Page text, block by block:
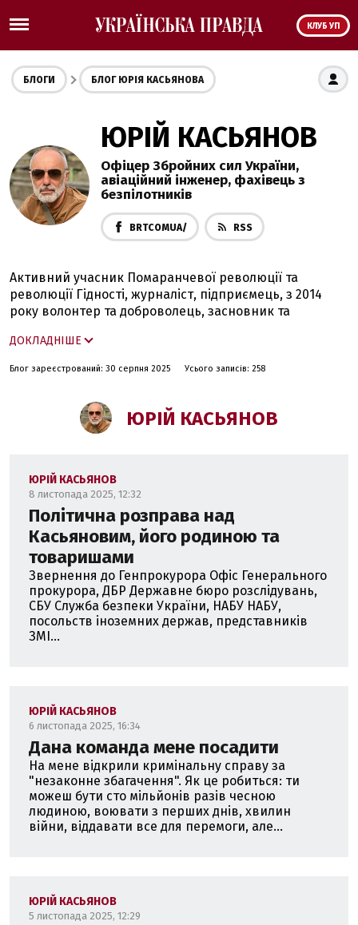
КЛУБ УП
БЛОГИ БЛОГ ЮРІЯ КАСЬЯНОВА
ЮРІЙ КАСЬЯНОВ
Офіцер Збройних сил України,
авіаційний інженер, фахівець з
безпілотників
BRTCOMUA/ RSS
Активний учасник Помаранчевої революції та
революції Гідності, журналіст, підприємець, з 2014
року волонтер та доброволець, засновник та
розробці десятків типів дронів. З 24.02.2022 — на війні,
офіцер Збройних Сил України. Засновник
волонтерського фонду підтримки далеких
ДОКЛАДНІШЕ
Блог зареєстрований: 30 серпня 2025 Усього записів: 258
ЮРІЙ КАСЬЯНОВ
ЮРІЙ КАСЬЯНОВ
8 листопада 2025, 12:32
Політична розправа над
Касьяновим, його родиною та
товаришами
Звернення до Генпрокурора Офіс Генерального
прокурора, ДБР Державне бюро розслідувань,
СБУ Служба безпеки України, НАБУ НАБУ,
посольств іноземних держав, представників
ЗМІ...
ЮРІЙ КАСЬЯНОВ
6 листопада 2025, 16:34
Дана команда мене посадити
На мене відкрили кримінальну справу за
"незаконне збагачення". Як це робиться: ти
можеш бути сто мільйонів разів чесною
людиною, воювати з перших днів, хвилин
війни, віддавати все для перемоги, але...
ЮРІЙ КАСЬЯНОВ
5 листопада 2025, 12:29